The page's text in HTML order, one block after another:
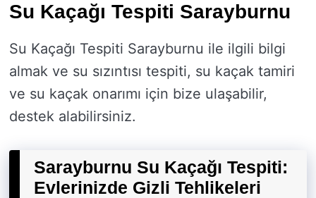
Su Kaçağı Tespiti Sarayburnu
Su Kaçağı Tespiti Sarayburnu ile ilgili bilgi
almak ve su sızıntısı tespiti, su kaçak tamiri
ve su kaçak onarımı için bize ulaşabilir,
destek alabilirsiniz.
Sarayburnu Su Kaçağı Tespiti:
Evlerinizde Gizli Tehlikeleri